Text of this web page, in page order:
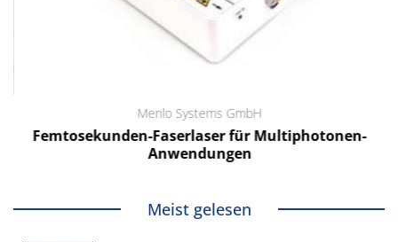
Menlo Systems GmbH
Femtosekunden-Faserlaser für Multiphotonen-
Anwendungen
Meist gelesen